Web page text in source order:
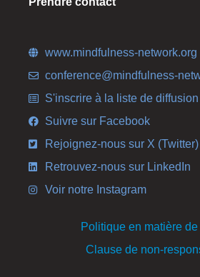
www.mindfulness-network.org
conference@mindfulness-
S'inscrire à la liste de diffusion
Suivre sur Facebook
Rejoignez-nous sur X (Twitter)
Retrouvez-nous sur LinkedIn
Voir notre Instagram
Politique en matière
Clause de non-